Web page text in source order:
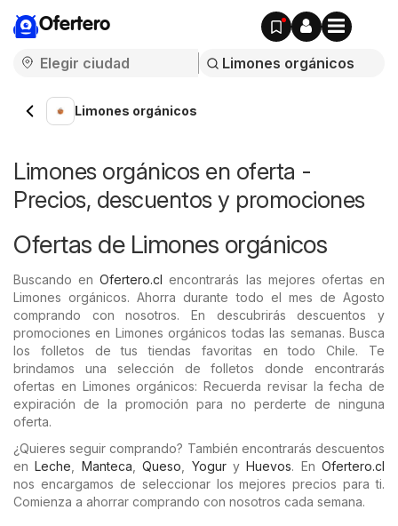
Ofertero
Limones orgánicos
Limones orgánicos en oferta -
Precios, descuentos y promociones
Ofertas de Limones orgánicos
Buscando enOfertero.cl encontrarás las mejores ofertas en
Limones orgánicos. Ahorra durante todo el mes de Agosto
comprando con nosotros. En descubrirás descuentos y
promociones en Limones orgánicos todas las semanas. Busca
los folletos de tus tiendas favoritas en todo Chile. Te
brindamos una selección de folletos donde encontrarás
ofertas en Limones orgánicos: Recuerda revisar la fecha de
expiración de la promoción para no perderte de ninguna
oferta.
¿Quieres seguir comprando? También encontrarás descuentos
enLeche Manteca ,Queso YoguryHuevos. En Ofertero.cl
nos encargamos de seleccionar los mejores precios para ti.
Comienza a ahorrar comprando con nosotros cada semana.